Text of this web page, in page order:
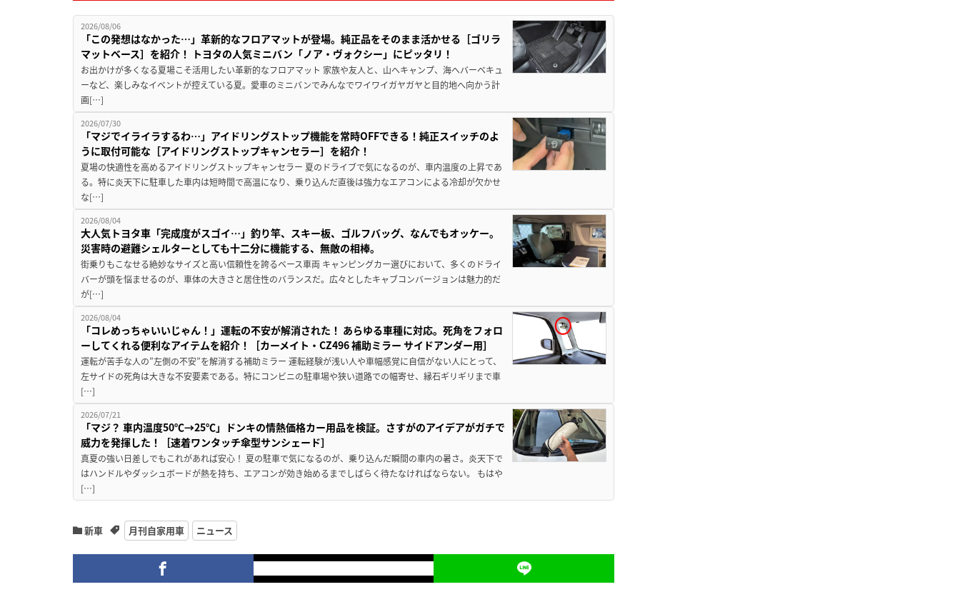
2026/08/06
「この発想はなかった…」革新的なフロアマットが登場。純正品をそのまま活かせる［ゴリラ
マットベース］を紹介！ トヨタの人気ミニバン「ノア・ヴォクシー」にピッタリ！
お出かけが多くなる夏場こそ活用したい革新的なフロアマット 家族や友人と、山へキャンプ、海へバーベキュ
ーなど、楽しみなイベントが控えている夏。愛車のミニバンでみんなでワイワイガヤガヤと目的地へ向かう計
画[…]
2026/07/30
「マジでイライラするわ…」アイドリングストップ機能を常時OFFできる！純正スイッチのよ
うに取付可能な［アイドリングストップキャンセラー］を紹介！
夏場の快適性を高めるアイドリングストップキャンセラー 夏のドライブで気になるのが、車内温度の上昇であ
る。特に炎天下に駐車した車内は短時間で高温になり、乗り込んだ直後は強力なエアコンによる冷却が欠かせ
な[…]
2026/08/04
大人気トヨタ車「完成度がスゴイ…」釣り竿、スキー板、ゴルフバッグ、なんでもオッケー。
災害時の避難シェルターとしても十二分に機能する、無敵の相棒。
街乗りもこなせる絶妙なサイズと高い信頼性を誇るベース車両 キャンピングカー選びにおいて、多くのドライ
バーが頭を悩ませるのが、車体の大きさと居住性のバランスだ。広々としたキャブコンバージョンは魅力的だ
が[…]
2026/08/04
「コレめっちゃいいじゃん！」運転の不安が解消された！ あらゆる車種に対応。死角をフォロ
ーしてくれる便利なアイテムを紹介！［カーメイト・CZ496 補助ミラー サイドアンダー用］
運転が苦手な人の”左側の不安”を解消する補助ミラー 運転経験が浅い人や車幅感覚に自信がない人にとって、
左サイドの死角は大きな不安要素である。特にコンビニの駐車場や狭い道路での幅寄せ、縁石ギリギリまで車
[…]
2026/07/21
「マジ？ 車内温度50℃→25℃」ドンキの情熱価格カー用品を検証。さすがのアイデアがガチで
威力を発揮した！［速着ワンタッチ傘型サンシェード］
真夏の強い日差しでもこれがあれば安心！ 夏の駐車で気になるのが、乗り込んだ瞬間の車内の暑さ。炎天下で
はハンドルやダッシュボードが熱を持ち、エアコンが効き始めるまでしばらく待たなければならない。 もはや
[…]
新車 月刊自家用車 ニュース